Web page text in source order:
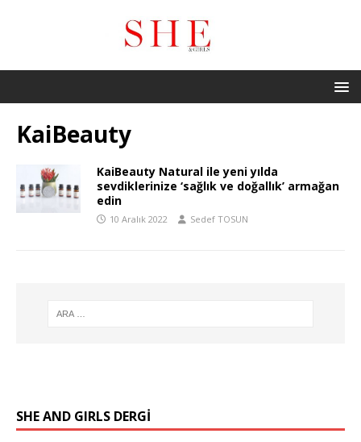
KaiBeauty
KaiBeauty Natural ile yeni yılda
sevdiklerinize ‘sağlık ve doğallık’ armağan
edin
10 Aralık 2022 Sedef TOSUN
SHE AND GIRLS DERGİ